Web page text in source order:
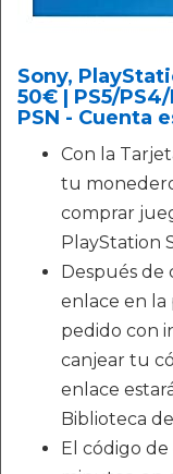
Sony,
50€ | PS5/
PSN - Cuenta
Con la
tu
comprar
PlayStation
Después de
enlace en la
pedido con
canjear tu
enlace
Biblioteca
El código de